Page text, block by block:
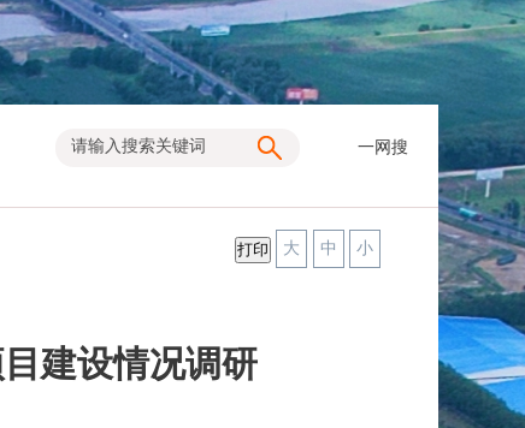
一网搜
小
中
大
建设情况调研